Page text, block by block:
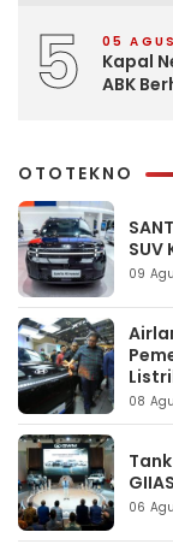
5 05
Kapal
ABK
OTOTEKNO
09
08
06